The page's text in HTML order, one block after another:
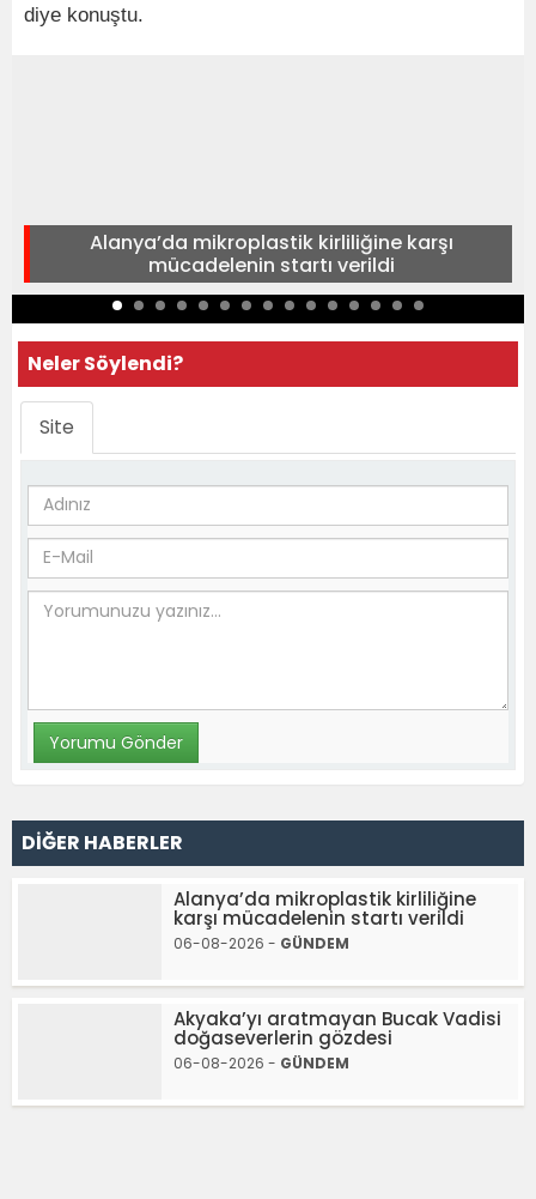
diye konuştu.
Alanya’da mikroplastik kirliliğine karşı
mücadelenin startı verildi
Neler Söylendi?
Site
DİĞER HABERLER
Alanya’da mikroplastik kirliliğine
karşı mücadelenin startı verildi
06-08-2026 - GÜNDEM
Akyaka’yı aratmayan Bucak Vadisi
doğaseverlerin gözdesi
06-08-2026 - GÜNDEM